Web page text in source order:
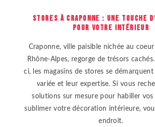
STORES À CRAPONNE : UNE TOUCHE
POUR VOTRE INTÉRIEUR
Craponne, ville paisible nichée au
Rhône-Alpes, regorge de trésors
ci, les magasins de stores se
variée et leur expertise. Si vous
solutions sur mesure pour habiller
sublimer votre décoration intérieure,
endroit.